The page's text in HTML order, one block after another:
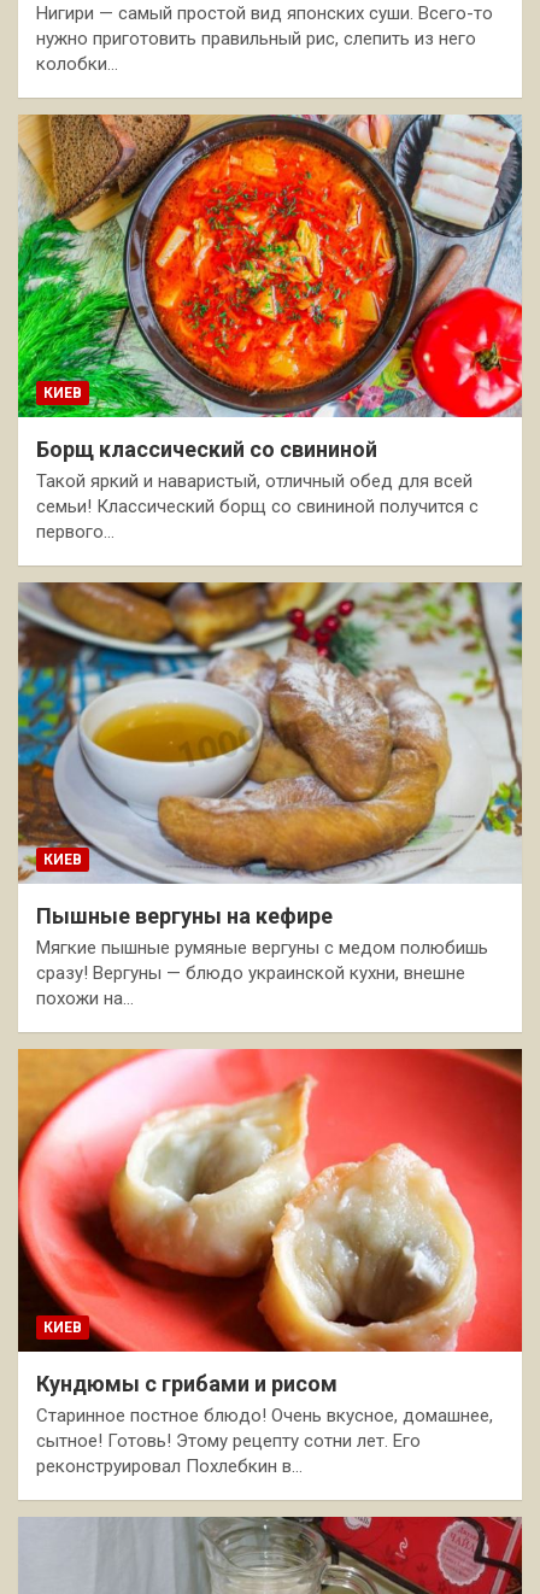
Нигири — самый простой вид японских суши. Всего-то
нужно приготовить правильный рис, слепить из него
колобки…
КИЕВ
Борщ классический со свининой
Такой яркий и наваристый, отличный обед для всей
семьи! Классический борщ со свининой получится с
первого…
КИЕВ
Пышные вергуны на кефире
Мягкие пышные румяные вергуны с медом полюбишь
сразу! Вергуны — блюдо украинской кухни, внешне
похожи на…
КИЕВ
Кундюмы с грибами и рисом
Старинное постное блюдо! Очень вкусное, домашнее,
сытное! Готовь! Этому рецепту сотни лет. Его
реконструировал Похлебкин в…